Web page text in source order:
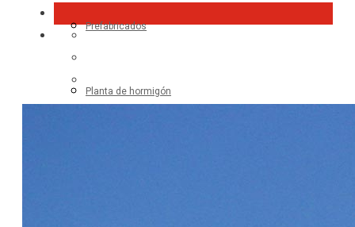
Prefabricados
Planta de hormigón